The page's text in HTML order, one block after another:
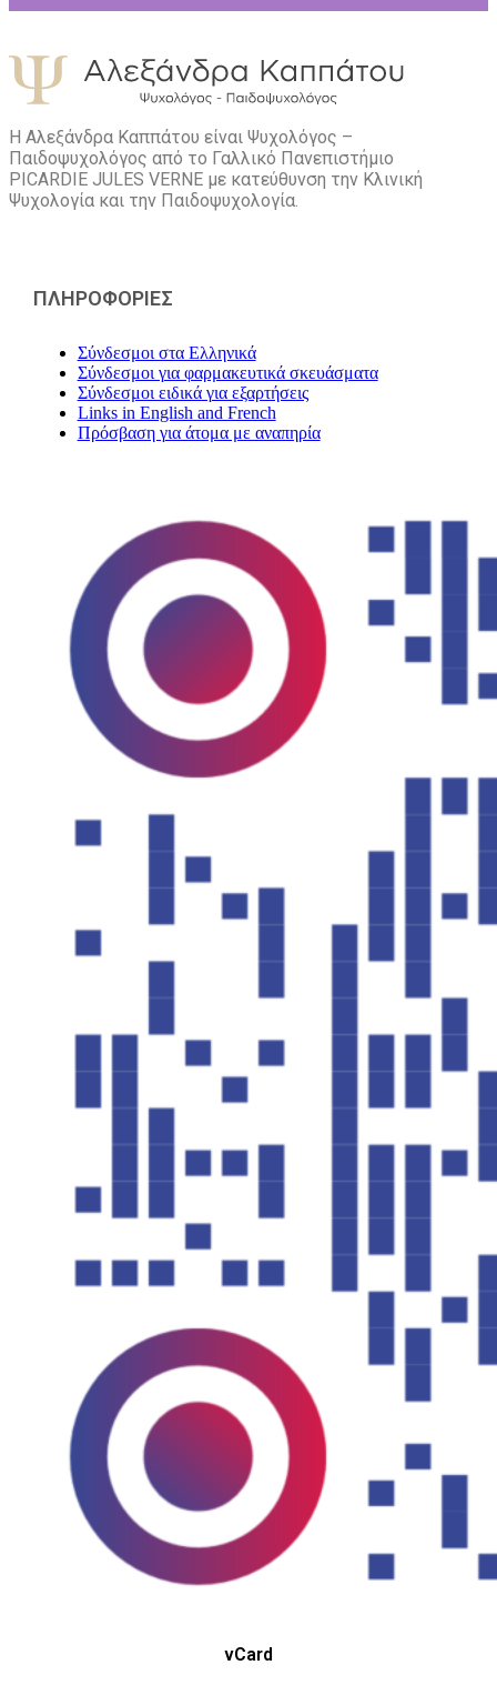
Η Αλεξάνδρα Καππάτου είναι Ψυχολόγος –
Παιδοψυχολόγος από το Γαλλικό Πανεπιστήμιο
PICARDIE JULES VERNE με κατεύθυνση την Kλινική
Ψυχολογία και την Παιδοψυχολογία.
ΠΛΗΡΟΦΟΡΙΕΣ
Σύνδεσμοι στα Ελληνικά
Σύνδεσμοι για φαρμακευτικά σκευάσματα
Σύνδεσμοι ειδικά για εξαρτήσεις
Links in English and French
Πρόσβαση για άτομα με αναπηρία
vCard